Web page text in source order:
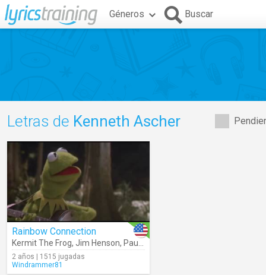
Géneros Buscar
Letras de Kenneth Ascher
Rainbow Connection
Kermit The Frog, Jim Henson, Paul Williams
2 años | 1515 jugadas
Windrammer81